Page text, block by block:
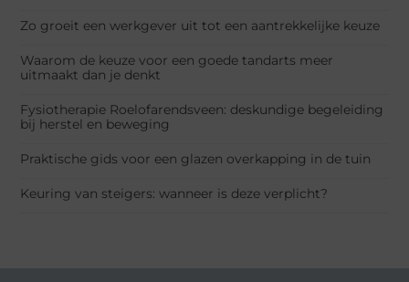
Zo groeit een werkgever uit tot een aantrekkelijke keuze
Waarom de keuze voor een goede tandarts meer
uitmaakt dan je denkt
Fysiotherapie Roelofarendsveen: deskundige begeleiding
bij herstel en beweging
Praktische gids voor een glazen overkapping in de tuin
Keuring van steigers: wanneer is deze verplicht?